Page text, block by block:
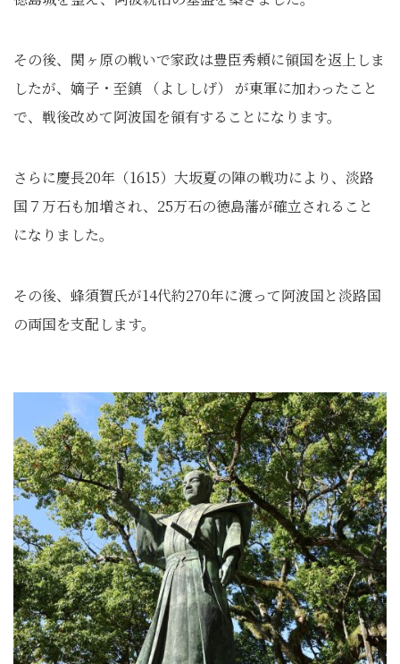
その後、関ヶ原の戦いで家政は豊臣秀頼に領国を返上しま
したが、嫡子・至鎮 （よししげ） が東軍に加わったこと
で、戦後改めて阿波国を領有することになります。
さらに慶長20年（1615）大坂夏の陣の戦功により、淡路
国７万石も加増され、25万石の徳島藩が確立されること
になりました。
その後、蜂須賀氏が14代約270年に渡って阿波国と淡路国
の両国を支配します。